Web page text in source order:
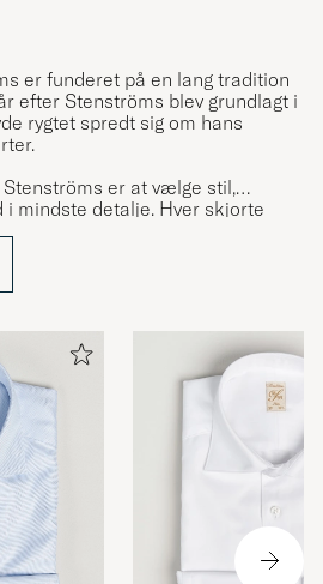
er funderet på en lang tradition
efter Stenströms blev grundlagt i
rygtet spredt sig om hans
er at vælge stil,
mindste detalje. Hver skjorte
trin i produktionen og
inden den er færdig.